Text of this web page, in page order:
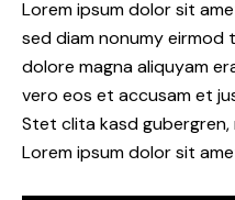
Lorem ipsum dolor sit
sed diam nonumy
dolore magna aliquyam
vero eos et accusam et
Stet clita kasd
Lorem ipsum dolor sit